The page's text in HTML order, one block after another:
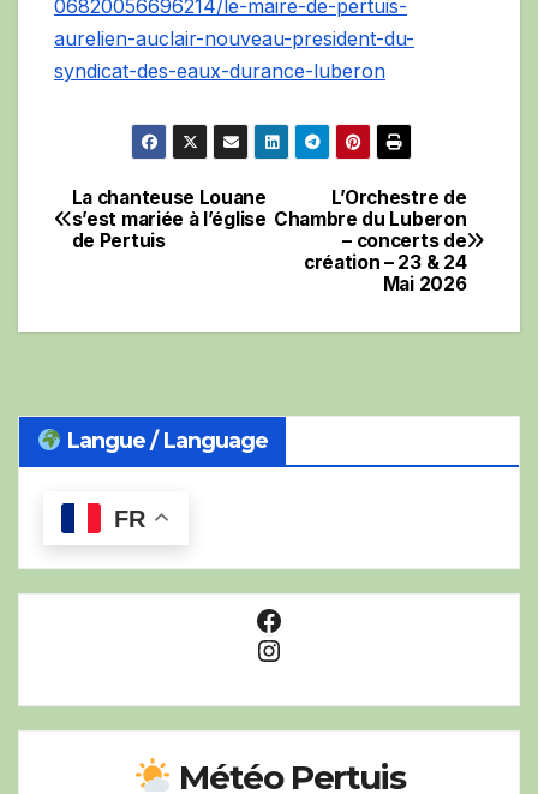
06820056696214/le-maire-de-pertuis-
aurelien-auclair-nouveau-president-du-
syndicat-des-eaux-durance-luberon
Navigation
de
L’Orchestre de
Chambre du Luberon
– concerts de
création – 23 & 24
Mai 2026
La chanteuse Louane
s’est mariée à l’église
de Pertuis
Langue / Language
FR
Facebook
Instagram
Météo Pertuis